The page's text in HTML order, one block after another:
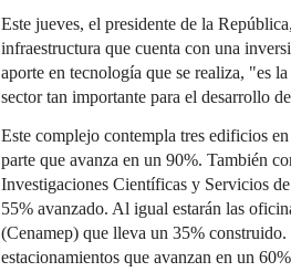
Este jueves, el presidente de la
infraestructura que cuenta con una
aporte en tecnología que se realiza, "es
sector tan importante para el desarrollo
Este complejo contempla tres edificios
parte que avanza en un 90%. También
Investigaciones Científicas y Servicios
55% avanzado. Al igual estarán las
(Cenamep) que lleva un 35%
estacionamientos que avanzan en un